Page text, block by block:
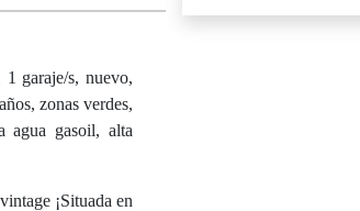
garaje/s, nuevo,
zonas verdes,
agua gasoil, alta
¡Situada en